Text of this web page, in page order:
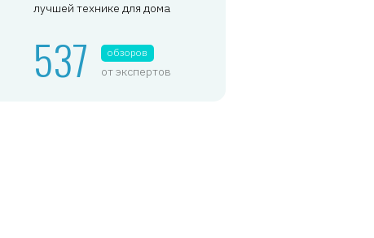
лучшей технике для дома
537 обзоров
от экспертов